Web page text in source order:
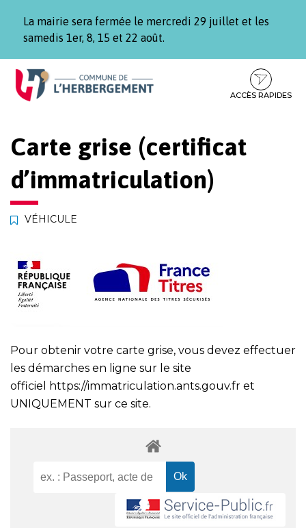
La mairie sera fermée le mercredi 29 juillet et les
samedis 1er, 8, 15 et 22 août.
Aller
Aller
contenu
Aller
pied
ACCÈS RAPIDES
Carte grise (certificat
d’immatriculation)
VÉHICULE
Pour obtenir votre carte grise, vous devez effectuer
les démarches en ligne sur le site
officiel
https://immatriculation.ants.gouv.fr et
UNIQUEMENT sur ce site.